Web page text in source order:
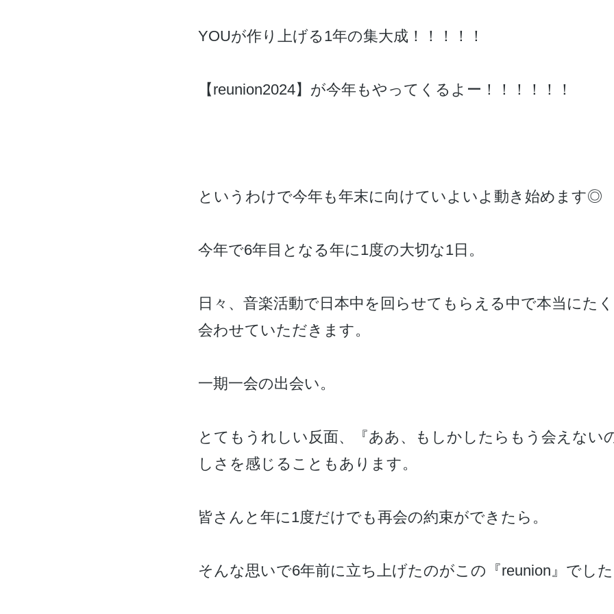
YOUが作り上げる1年の集大成！！！！！
【reunion2024】が今年もやってくるよー！！！！！！
というわけで今年も年末に向けていよいよ動き始めます◎
今年で6年目となる年に1度の大切な1日。
日々、音楽活動で日本中を回らせてもらえる中で本当にた
会わせていただきます。
一期一会の出会い。
とてもうれしい反面、『ああ、もしかしたらもう会えない
しさを感じることもあります。
皆さんと年に1度だけでも再会の約束ができたら。
そんな思いで6年前に立ち上げたのがこの『reunion』でした